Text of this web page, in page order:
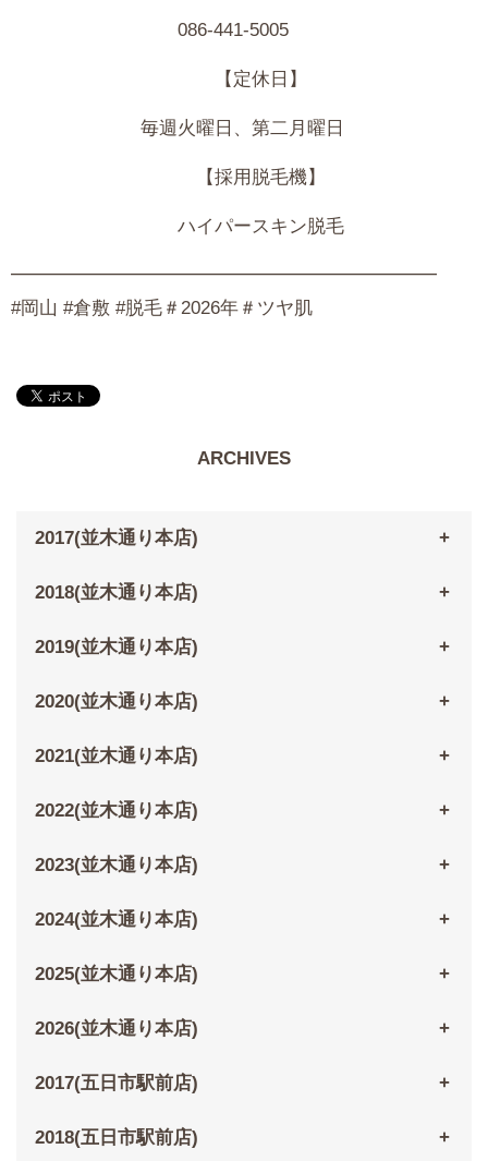
086-441-5005
【定休日】
毎週火曜日、第二月曜日
【採用脱毛機】
ハイパースキン脱毛
━━━━━━━━━━━━━━━━━━━━━━━
#岡山 #倉敷 #脱毛＃2026年＃ツヤ肌
ARCHIVES
2017(並木通り本店)
2018(並木通り本店)
2019(並木通り本店)
2020(並木通り本店)
2021(並木通り本店)
2022(並木通り本店)
2023(並木通り本店)
2024(並木通り本店)
2025(並木通り本店)
2026(並木通り本店)
2017(五日市駅前店)
2018(五日市駅前店)